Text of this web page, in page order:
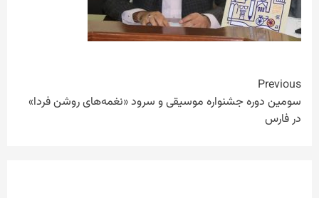
Continue
Reading
Previous
سومین دوره جشنواره موسیقی و سرود «نغمه‌های روشن فردا»
در فارس